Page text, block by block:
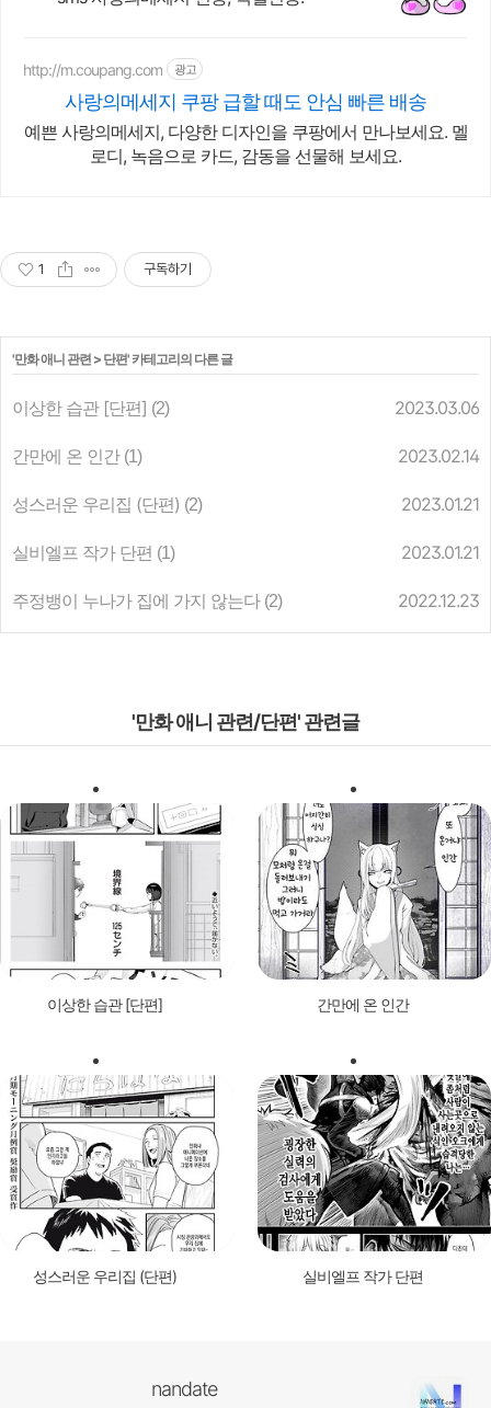
http://m.coupang.com 광고
사랑의메세지 쿠팡 급할 때도 안심 빠른 배송
예쁜 사랑의메세지, 다양한 디자인을 쿠팡에서 만나보세요. 멜
로디, 녹음으로 카드, 감동을 선물해 보세요.
1 구독하기
'만화 애니 관련 > 단편' 카테고리의 다른 글
이상한 습관 [단편] (2) 2023.03.06
간만에 온 인간 (1) 2023.02.14
성스러운 우리집 (단편) (2) 2023.01.21
실비엘프 작가 단편 (1) 2023.01.21
주정뱅이 누나가 집에 가지 않는다 (2) 2022.12.23
'만화 애니 관련/단편' 관련글
이상한 습관 [단편] 간만에 온 인간
성스러운 우리집 (단편) 실비엘프 작가 단편
nandate